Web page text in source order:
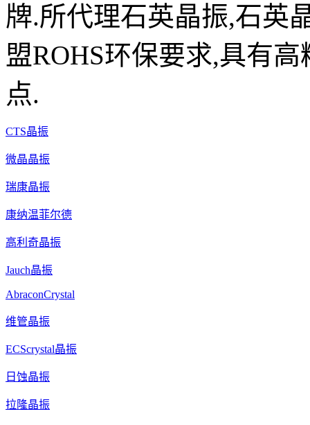
牌.所代理石英晶振,石英
盟ROHS环保要求,具有
点.
CTS晶振
微晶晶振
瑞康晶振
康纳温菲尔德
高利奇晶振
Jauch晶振
AbraconCrystal
维管晶振
ECScrystal晶振
日蚀晶振
拉隆晶振